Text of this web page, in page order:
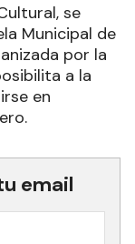
se
Municipal de
por la
a la
en
email